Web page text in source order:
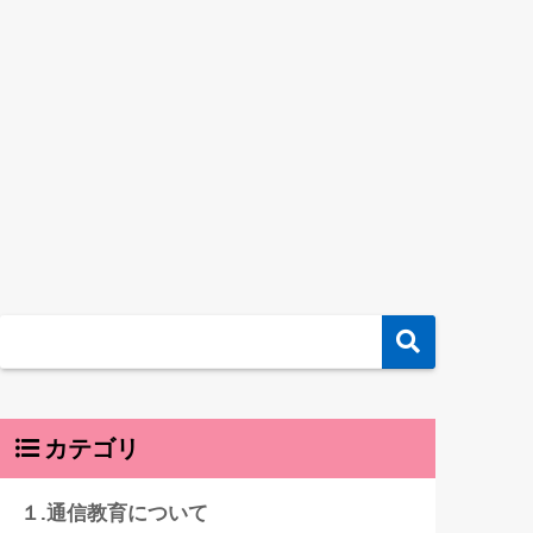
カテゴリ
１.通信教育について